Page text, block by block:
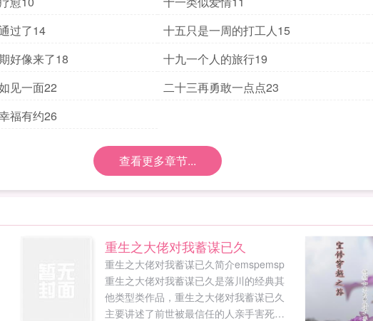
过了14 十五只是一周的打工人15
好像来了18 十九一个人的旅行19
见一面22 二十三再勇敢一点点23
福有约26
查看更多章节...
重生之大佬对我蓄谋已久
重生之大佬对我蓄谋已久简介emspemsp
重生之大佬对我蓄谋已久是落川的经典其
他类型类作品，重生之大佬对我蓄谋已久
主要讲述了前世被最信任的人亲手害死，